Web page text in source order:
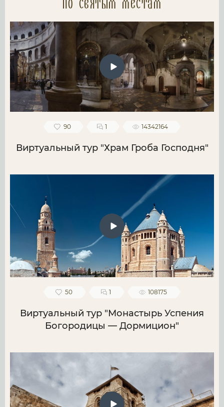
по святым местам
90 1 14342164
Виртуальный тур "Храм Гроба Господня"
50 1 108175
Виртуальный тур "Монастырь Успения
Богородицы — Дормицион"